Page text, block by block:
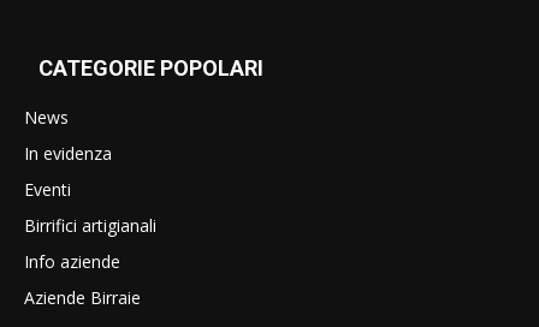
CATEGORIE POPOLARI
News
In evidenza
Eventi
Birrifici artigianali
Info aziende
Aziende Birraie